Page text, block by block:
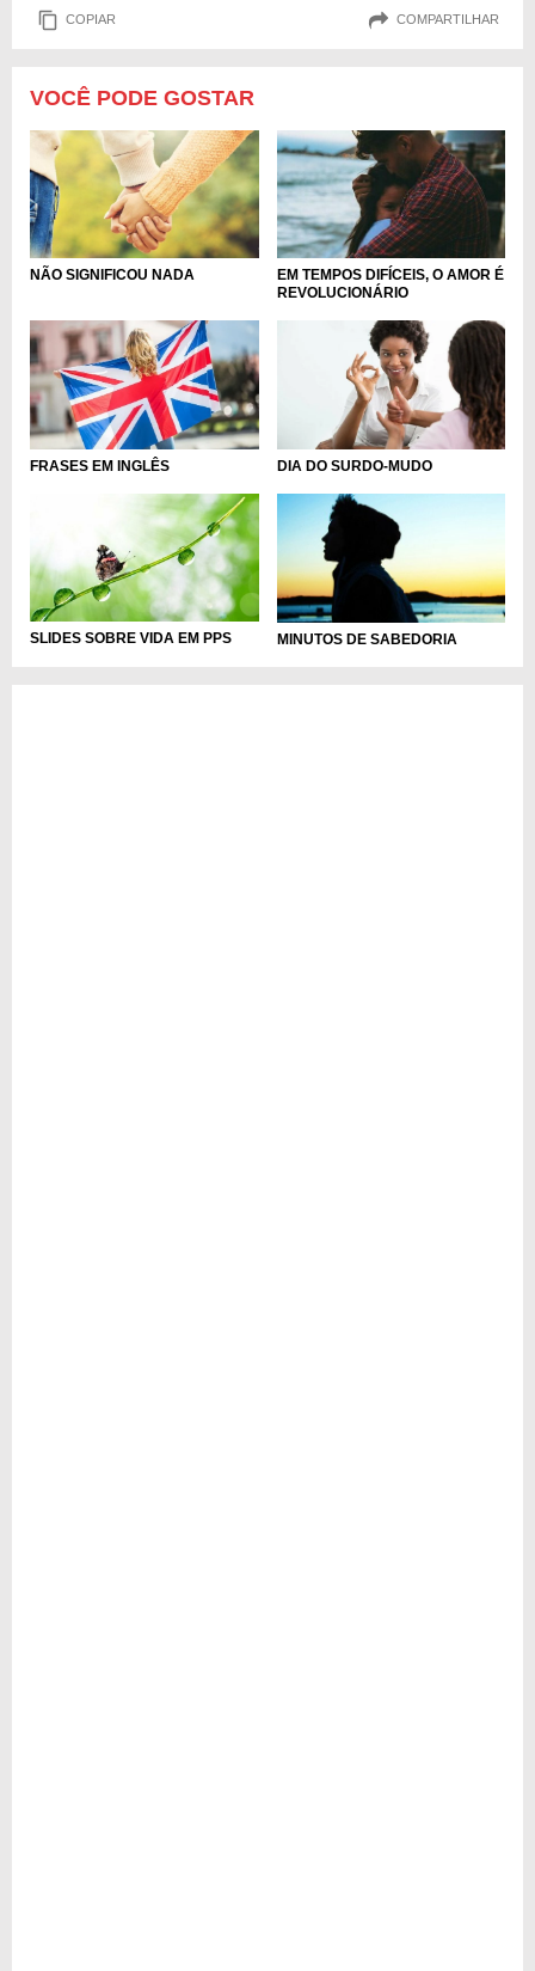
COPIAR COMPARTILHAR
VOCÊ PODE GOSTAR
NÃO SIGNIFICOU NADA
EM TEMPOS DIFÍCEIS, O AMOR É
REVOLUCIONÁRIO
FRASES EM INGLÊS DIA DO SURDO-MUDO
SLIDES SOBRE VIDA EM PPS MINUTOS DE SABEDORIA